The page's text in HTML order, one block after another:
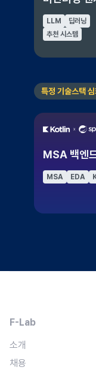
LLM
딥러닝
추천 시스템
특정 기술스택
MSA 백엔
MSA EDA
F-Lab
소개
채용